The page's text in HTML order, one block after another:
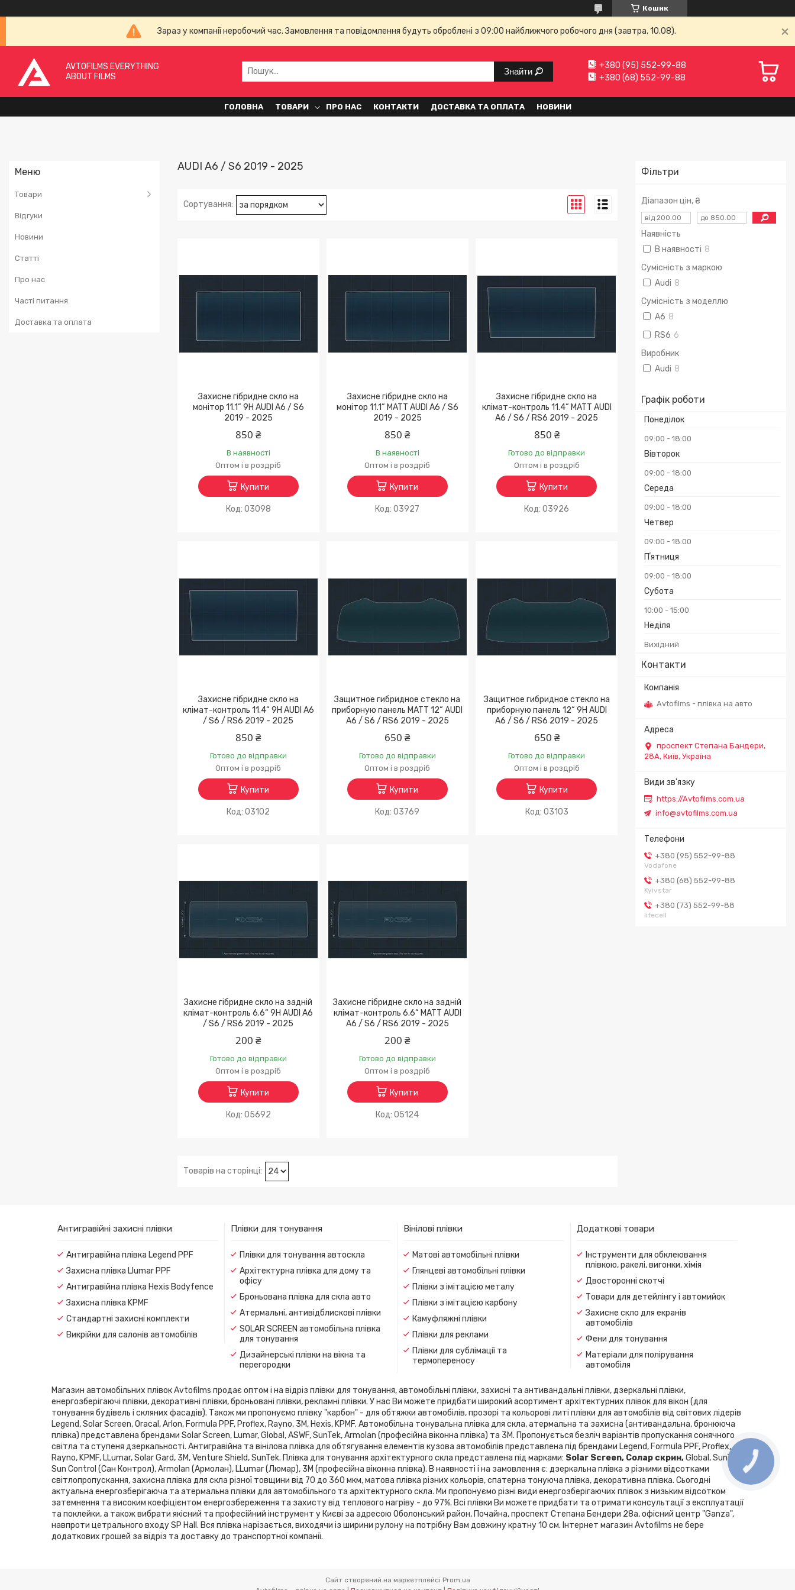
Кошик
Зараз у компанії неробочий час. Замовлення та повідомлення будуть оброблені з 09:00 найближчого робочого дня (завтра, 10.08).
AVTOFILMS EVERYTHING
ABOUT FILMS
Знайти
+380 (95) 552-99-88
+380 (68) 552-99-88
ГОЛОВНА ТОВАРИ ПРО НАС КОНТАКТИ ДОСТАВКА ТА ОПЛАТА НОВИНИ
Товари
Відгуки
Новини
Статті
Про нас
Часті питання
Доставка та оплата
Фільтри
Діапазон цін, ₴
Наявність
В наявності 8
Сумісність з маркою
Audi 8
Сумісність з моделлю
A6 8
RS6 6
Виробник
Audi 8
Графік роботи
Понеділок
09:00 18:00
Вівторок
09:00 18:00
Середа
09:00 18:00
Четвер
09:00 18:00
Пʼятниця
09:00 18:00
Субота
10:00 15:00
Неділя
Вихідний
Контакти
Avtofilms - плівка на авто
проспект Степана Бандери,
28А, Київ, Україна
https://Avtofilms.com.ua
info@avtofilms.com.ua
+380 (95) 552-99-88
Vodafone
+380 (68) 552-99-88
Kyivstar
+380 (73) 552-99-88
lifecell
AUDI A6 / S6 2019 - 2025
Захисне гібридне скло на
монітор 11.1“ 9H AUDI A6 / S6
2019 - 2025
850 ₴
В наявності
Оптом і в роздріб
Купити
03098
Захисне гібридне скло на
монітор 11.1“ MATT AUDI A6 / S6
2019 - 2025
850 ₴
В наявності
Оптом і в роздріб
Купити
03927
Захисне гібридне скло на
клімат-контроль 11.4“ MATT AUDI
A6 / S6 / RS6 2019 - 2025
850 ₴
Готово до відправки
Оптом і в роздріб
Купити
03926
Захисне гібридне скло на
клімат-контроль 11.4“ 9H AUDI A6
/ S6 / RS6 2019 - 2025
850 ₴
Готово до відправки
Оптом і в роздріб
Купити
03102
Защитное гибридное стекло на
приборную панель MATT 12“ AUDI
A6 / S6 / RS6 2019 - 2025
650 ₴
Готово до відправки
Оптом і в роздріб
Купити
03769
Защитное гибридное стекло на
приборную панель 12“ 9H AUDI
A6 / S6 / RS6 2019 - 2025
650 ₴
Готово до відправки
Оптом і в роздріб
Купити
03103
Захисне гібридне скло на задній
клімат-контроль 6.6“ 9H AUDI A6
/ S6 / RS6 2019 - 2025
200 ₴
Готово до відправки
Оптом і в роздріб
Купити
05692
Захисне гібридне скло на задній
клімат-контроль 6.6“ MATT AUDI
A6 / S6 / RS6 2019 - 2025
200 ₴
Готово до відправки
Оптом і в роздріб
Купити
05124
Антигравійні захисні плівки
Антигравійна плівка Legend PPF
Захисна плівка Llumar PPF
Антигравійна плівка Hexis Bodyfence
Захисна плівка KPMF
Стандартні захисні комплекти
Викрійки для салонів автомобілів
Плівки для тонування
Плівки для тонування автоскла
Архітектурна плівка для дому та
офісу
Броньована плівка для скла авто
Атермальні, антивідблискові плівки
SOLAR SCREEN автомобільна плівка
для тонування
Дизайнерські плівки на вікна та
перегородки
Вінілові плівки
Матові автомобільні плівки
Глянцеві автомобільні плівки
Плівки з імітацією металу
Плівки з імітацією карбону
Камуфляжні плівки
Плівки для реклами
Плівки для сублімації та
термопереносу
Додаткові товари
Інструменти для обклеювання
плівкою, ракелі, вигонки, хімія
Двосторонні скотчі
Товари для детейлінгу і автомийок
Захисне скло для екранів
автомобілів
Фени для тонування
Матеріали для полірування
автомобіля
Магазин автомобільних плівок Avtofilms продає оптом і на відріз плівки для тонування, автомобільні плівки, захисні та антивандальні плівки, дзеркальні плівки,
енергозберігаючі плівки, декоративні плівки, броньовані плівки, рекламні плівки. У нас Ви можете придбати широкий асортимент архітектурних плівок для вікон (для
тонування будівель і скляних фасадів). Також ми пропонуємо плівку "карбон" - для обтяжки автомобілів, прозорі та кольорові литі плівки для автомобілів від світових лідерів
Legend, Solar Screen, Oracal, Arlon, Formula PPF, Proflex, Rayno, 3М, Hexis, KPMF. Автомобільна тонувальна плівка для скла, атермальна та захисна (антивандальна, бронююча
плівка) представлена ​​брендами Solar Screen, Lumar, Global, ASWF, SunTek, Armolan (професійна віконна плівка) та 3М. Пропонується безліч варіантів пропускання сонячного
світла та ступеня дзеркальності. Антигравійна та вінілова плівка для обтягування елементів кузова автомобілів представлена ​​під брендами Legend, Formula PPF, Proflex,
Rayno, KPMF, LLumar, Solar Gard, 3M, Venture Shield, SunTek. Плівка для тонування архітектурного скла представлена ​​під марками: Solar Screen, Cолар скрин,Global, SunTek,
Sun Control (Сан Контрол), Armolan (Армолан), LLumar (Люмар), 3М (професійна віконна плівка). В наявності і на замовлення є: дзеркальна плівка з різними відсотками
світлопропускання, захисна плівка для скла різної товщини від 70 до 360 мкм, матова плівка різних кольорів, спатерна тонуюча плівка, декоративна плівка. Сьогодні
актуальна енергозберігаюча та атермальна плівки для автомобільного та архітектурного скла. Ми пропонуємо різні види енергозберігаючих плівок з низьким відсотком
затемнення та високим коефіцієнтом енергозбереження та захисту від теплового нагріву - до 97%. Всі плівки Ви можете придбати та отримати консультації з експлуатації
та поклейки, а також вибрати якісний та професійний інструмент у Києві за адресою Оболонський район, Почайна, проспект Степана Бендери 28а, офісний центр "Ganza",
навпроти цетрального входу SP Hаll. Вся плівка нарізається, виходячи із ширини рулону на потрібну Вам довжину кратну 10 см. Інтернет магазин Avtofilms не бере
додаткових грошей за відріз та доставку до транспортної компанії.
Сайт створений на маркетплейсі Prom.ua